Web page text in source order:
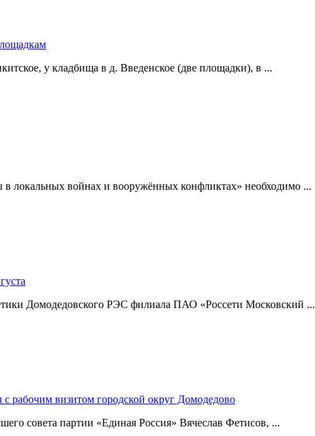
у кладбища в д. Введенское (две площадки), в ...
локальных войнах и вооружённых конфликтах» необходимо ...
Домодедовского РЭС филиала ПАО «Россети Московский ...
рабочим визитом городской округ Домодедово
совета партии «Единая Россия» Вячеслав Фетисов, ...